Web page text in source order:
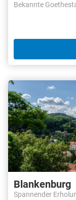
Bekannte
Blankenburg
Spannender